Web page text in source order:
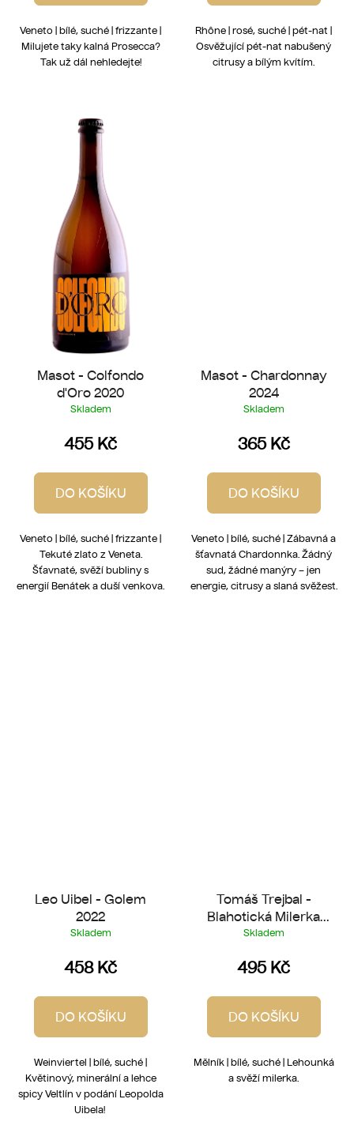
Veneto | bílé, suché | frizzante |
Milujete taky kalná Prosecca?
Tak už dál nehledejte!
Rhône | rosé, suché | pét-nat |
Osvěžující pét-nat nabušený
citrusy a bílým kvítím.
Masot - Colfondo
d'Oro 2020
Skladem
455 Kč
DO KOŠÍKU
Veneto | bílé, suché | frizzante |
Tekuté zlato z Veneta.
Šťavnaté, svěží bubliny s
energií Benátek a duší venkova.
Masot - Chardonnay
2024
Skladem
365 Kč
DO KOŠÍKU
Veneto | bílé, suché | Zábavná a
šťavnatá Chardonnka. Žádný
sud, žádné manýry – jen
energie, citrusy a slaná svěžest.
Leo Uibel - Golem
2022
Skladem
458 Kč
DO KOŠÍKU
Weinviertel | bílé, suché |
Květinový, minerální a lehce
spicy Veltlín v podání Leopolda
Uibela!
Tomáš Trejbal -
Blahotická Milerka
2023
Skladem
495 Kč
DO KOŠÍKU
Mělník | bílé, suché | Lehounká
a svěží milerka.